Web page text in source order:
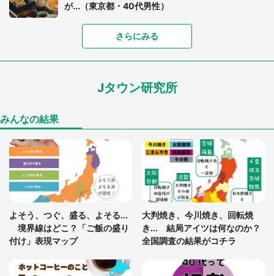
が...（東京都・40代男性）
「可愛いのにホラー」「事件性を感じる」 ふわふ
「孫にあげると思って、あなたにこれをあげる」
「ゾワゾワする」「本当に気持ち悪い」 道端でバ
グっちゃってた〝野生の野菜〟に6.5万人戦慄
「閉所恐怖症の私は新幹線で大パニック。隣席の青
年に『手を繋いで』とお願いしたら...」 体験談に
8万人感動
7万人驚がく 「お菓子売り場ならまだしも...」「ハ
さらにみる
Jタウン研究所
みんなの結果
よそう、つぐ、盛る、よそる...
境界線はどこ？「ご飯の盛り
付け」表現マップ
大判焼き、今川焼き、回転焼
き... 結局アイツは何なのか？
全国調査の結果がコチラ